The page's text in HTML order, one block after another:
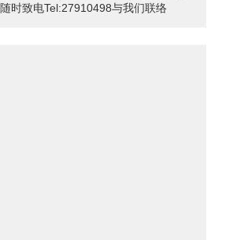
时致电Tel:27910498与我们联络